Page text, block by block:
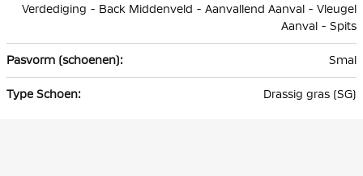
Verdediging - Back Middenveld - Aanvallend Aanval - Vleugel
Aanval - Spits
Smal
Drassig gras (SG)